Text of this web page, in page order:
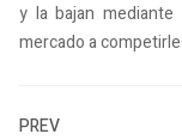
y la bajan mediante
mercado a
PREV